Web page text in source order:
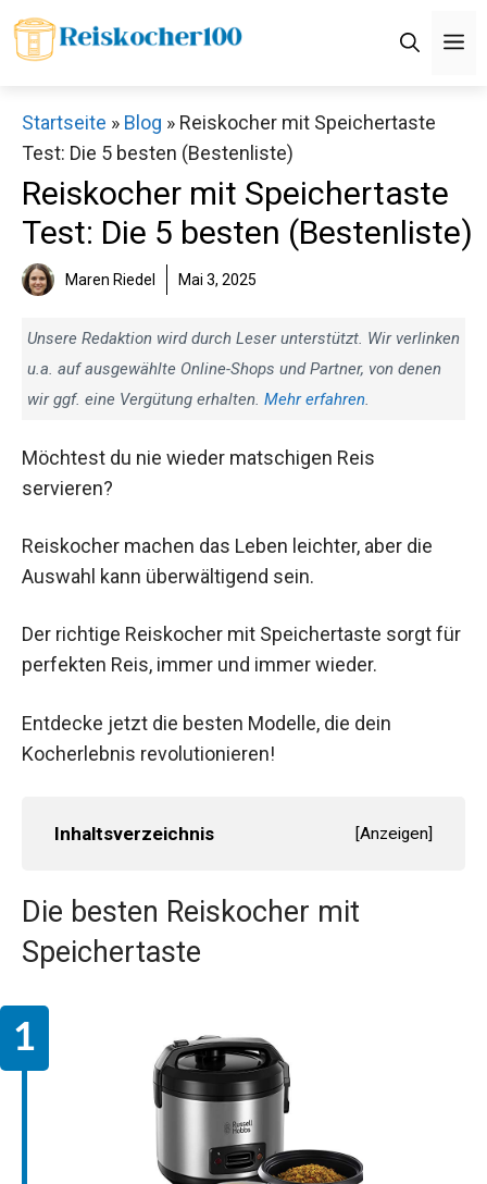
Zum
Inhalt
Startseite » Blog » Reiskocher mit Speichertaste
Test: Die 5 besten (Bestenliste)
Reiskocher mit Speichertaste
Test: Die 5 besten (Bestenliste)
Maren Riedel Mai 3, 2025
Unsere Redaktion wird durch Leser unterstützt. Wir verlinken
u.a. auf ausgewählte Online-Shops und Partner, von denen
wir ggf. eine Vergütung erhalten. Mehr erfahren.
Möchtest du nie wieder matschigen Reis
servieren?
Reiskocher machen das Leben leichter, aber die
Auswahl kann überwältigend sein.
Der richtige Reiskocher mit Speichertaste sorgt für
perfekten Reis, immer und immer wieder.
Entdecke jetzt die besten Modelle, die dein
Kocherlebnis revolutionieren!
Inhaltsverzeichnis [Anzeigen]
Die besten Reiskocher mit
Speichertaste